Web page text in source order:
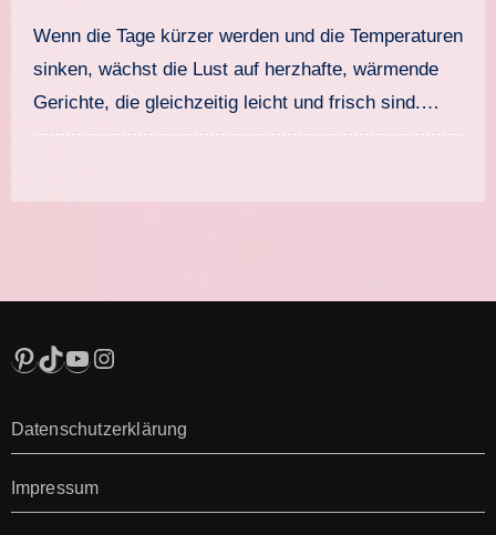
Walnuss-Topping
Wenn die Tage kürzer werden und die Temperaturen
sinken, wächst die Lust auf herzhafte, wärmende
Gerichte, die gleichzeitig leicht und frisch sind.…
Pinterest
TikTok
YouTube
Instagram
Datenschutzerklärung
Impressum